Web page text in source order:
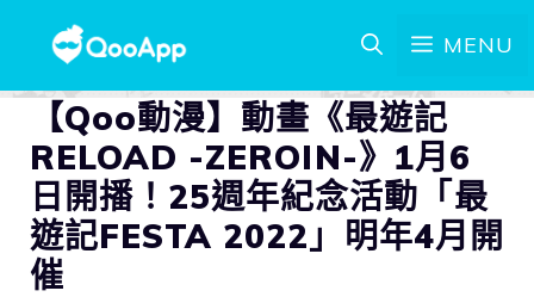
MENU
【Qoo動漫】動畫《最遊記
RELOAD -ZEROIN-》1月6
日開播！25週年紀念活動「最
遊記FESTA 2022」明年4月開
催